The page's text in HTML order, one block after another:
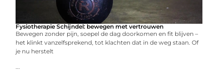
Fysiotherapie Schijndel: bewegen met vertrouwen
Bewegen zonder pijn, soepel de dag doorkomen en fit blijven –
het klinkt vanzelfsprekend, tot klachten dat in de weg staan. Of
je nu herstelt
...